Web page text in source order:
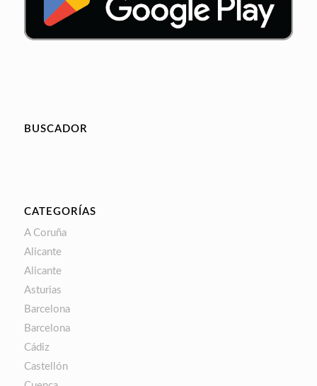
BUSCADOR
CATEGORÍAS
A Coruña
Alicante
Alicante
Asturias
Barcelona
Barcelona
Cádiz
Castellón